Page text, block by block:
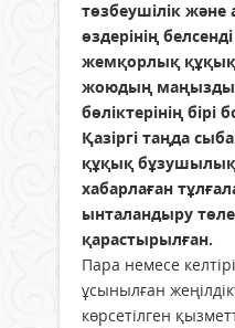
төзбеушілік
өздерінің
жемқорлық
жоюдың маңызды
бөліктерінің
Қазіргі таңда
құқық бұзушылық
хабарлаған
ынталандыру
қарастырылған.
Пара немесе
ұсынылған
көрсетілген